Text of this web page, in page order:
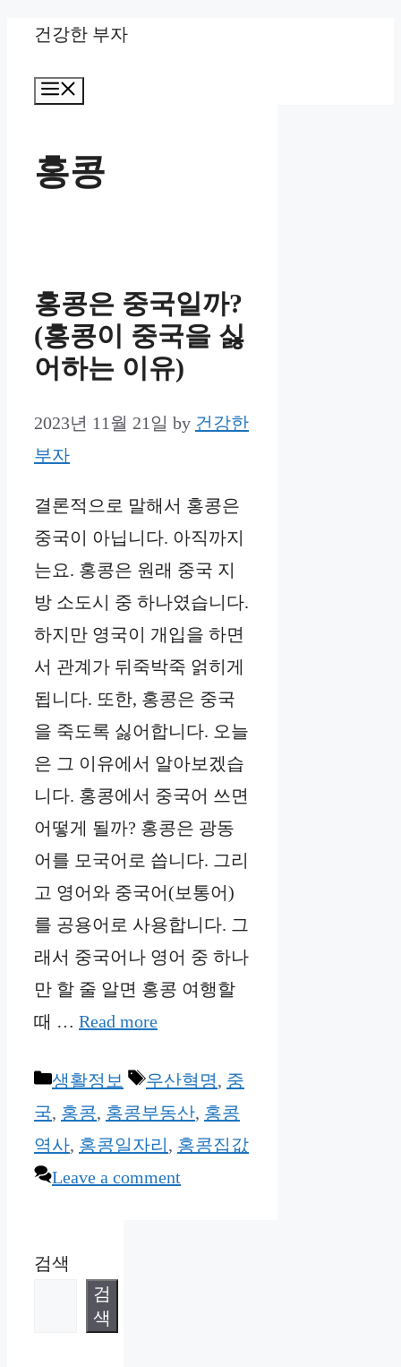
Skip
content
건강한 부자
홍콩
홍콩은 중국일까?
(홍콩이 중국을 싫
어하는 이유)
2023년 11월 21일 by 건강한
부자
결론적으로 말해서 홍콩은
중국이 아닙니다. 아직까지
는요. 홍콩은 원래 중국 지
방 소도시 중 하나였습니다.
하지만 영국이 개입을 하면
서 관계가 뒤죽박죽 얽히게
됩니다. 또한, 홍콩은 중국
을 죽도록 싫어합니다. 오늘
은 그 이유에서 알아보겠습
니다. 홍콩에서 중국어 쓰면
어떻게 될까? 홍콩은 광동
어를 모국어로 씁니다. 그리
고 영어와 중국어(보통어)
를 공용어로 사용합니다. 그
래서 중국어나 영어 중 하나
만 할 줄 알면 홍콩 여행할
때 … Read more
Categories
생활정보 Tags
우산혁명, 중
국, 홍콩, 홍콩부동산, 홍콩
역사, 홍콩일자리 , 홍콩집값
Leave a comment
검색
검
색